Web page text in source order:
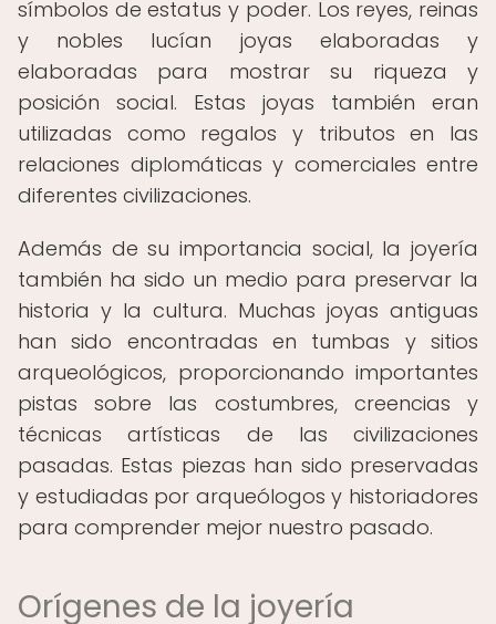
símbolos de estatus y poder. Los reyes, reinas
y nobles lucían joyas elaboradas y
elaboradas para mostrar su riqueza y
posición social. Estas joyas también eran
utilizadas como regalos y tributos en las
relaciones diplomáticas y comerciales entre
diferentes civilizaciones.
Además de su importancia social, la joyería
también ha sido un medio para preservar la
historia y la cultura. Muchas joyas antiguas
han sido encontradas en tumbas y sitios
arqueológicos, proporcionando importantes
pistas sobre las costumbres, creencias y
técnicas artísticas de las civilizaciones
pasadas. Estas piezas han sido preservadas
y estudiadas por arqueólogos y historiadores
para comprender mejor nuestro pasado.
Orígenes de la joyería